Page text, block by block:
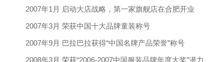
2007年1月 启动大店战略，第一家旗舰店在合肥开业
2007年3月 荣获中国十大品牌童装称号
2007年9月 巴拉巴拉获得“中国名牌产品荣誉”称号
2008年3月 荣获“2006-2007中国服装品牌年度大奖”潜力